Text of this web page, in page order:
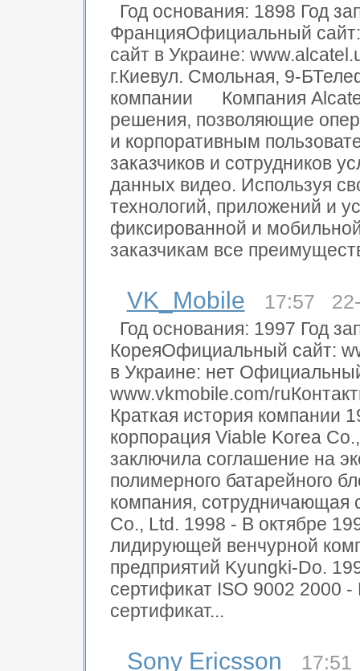
Год основания: 1898 Год
ФранцияОфициальный
сайт в Украине:
г.Киевул. Смольная, 9-
компании Компания
решения, позволяющие
и корпоративным
заказчиков и сотрудников
данных видео. Используя
технологий, приложений и
фиксированной и
заказчикам все
VK_Mobile 17:57
Год основания: 1997 Год
КореяОфициальный сайт:
в Украине: нет
www.vkmobile.com/
Краткая история компании
корпорация Viable Korea
заключила соглашение на
полимерного батарейного
компания, сотрудничающая
Co., Ltd. 1998 - В октябре
лидирующей венчурной
предприятий Kyungki-Do.
сертификат ISO 9002 2000
сертификат...
Sony Ericsson